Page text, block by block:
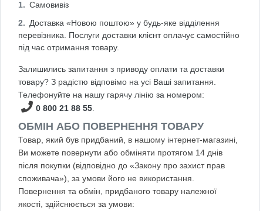
Самовивіз
Доставка «Новою поштою» у будь-яке відділення
перевізника. Послуги доставки клієнт оплачує самостійно
під час отримання товару.
Залишились запитання з приводу оплати та доставки
товару? З радістю відповімо на усі Ваші запитання.
Телефонуйте на нашу гарячу лінію за номером:
0 800 21 88 55
ОБМІН АБО ПОВЕРНЕННЯ ТОВАРУ
Товар, який був придбаний, в нашому інтернет-магазині,
Ви можете повернути або обміняти протягом 14 днів
після покупки (відповідно до «Закону про захист прав
споживача»), за умови його не використання.
Повернення та обмін, придбаного товару належної
якості, здійснюється за умови: